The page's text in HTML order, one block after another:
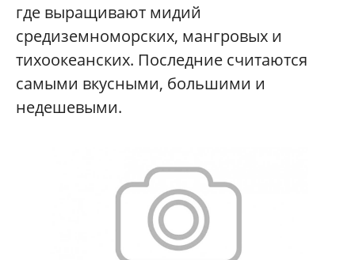
где выращивают мидий
средиземноморских, мангровых и
тихоокеанских. Последние считаются
самыми вкусными, большими и
недешевыми.